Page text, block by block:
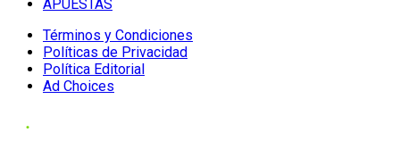
APUESTAS
Términos y Condiciones
Políticas de Privacidad
Política Editorial
Ad Choices